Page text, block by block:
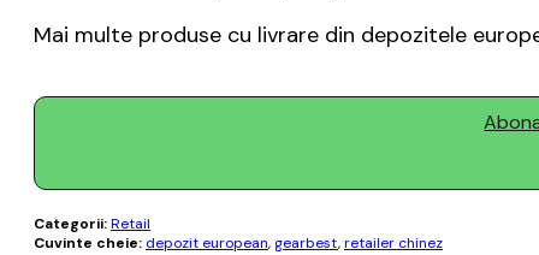
Mai multe produse cu livrare din depozitele
Categorii:Retail
Cuvinte cheie: depozit european, gearbest,retailer chinez